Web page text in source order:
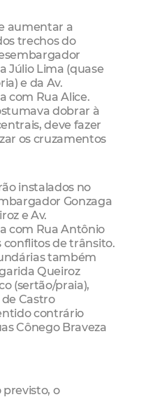
aumentar a
trechos do
Júlio Lima (quase
e da Av.
com Rua Alice.
dobrar à
deve fazer
os cruzamentos
instalados no
Gonzaga
e Av.
com Rua Antônio
conflitos de trânsito.
também
Queiroz
(sertão/praia),
Castro
contrário
Cônego Braveza
o